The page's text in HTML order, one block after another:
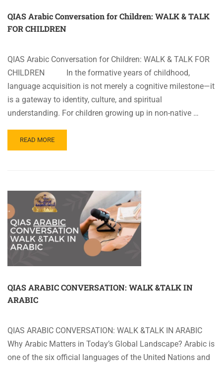
QIAS Arabic Conversation for Children: WALK & TALK
FOR CHILDREN
QIAS Arabic Conversation for Children: WALK & TALK FOR
CHILDREN In the formative years of childhood,
language acquisition is not merely a cognitive milestone—it
is a gateway to identity, culture, and spiritual
understanding. For children growing up in non-native …
READ
MORE
CONVERSATION
CHILDREN: WALK
&
TALK
FOR
CHILDREN
READ MORE
QIAS ARABIC CONVERSATION: WALK &TALK IN
ARABIC
QIAS ARABIC CONVERSATION: WALK &TALK IN ARABIC
Why Arabic Matters in Today’s Global Landscape? Arabic is
one of the six official languages of the United Nations and